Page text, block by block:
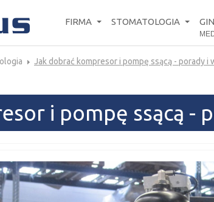
FIRMA STOMATOLOGIA
Jak dobrać kompresor i pompę ssącą - porady i
i pompę ssącą -